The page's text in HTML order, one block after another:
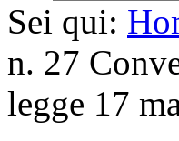
Sei qui:
n. 27
legge 17